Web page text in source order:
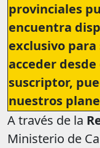
provinciales
encuentra
exclusivo
acceder desde
suscriptor,
nuestros
A través de la
Ministerio de